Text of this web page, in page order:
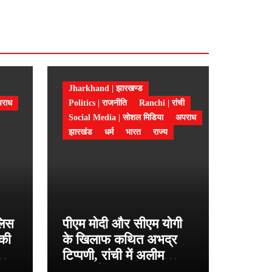
Jharkhand | झारखण्ड
Politics | राजनीति
Ranchi | रांची
Social Media | सोशल मिडिया
अपराध
झारखंड
धर्म भारत राज्य
पीएम मोदी और सीएम योगी
के खिलाफ कथित अभद्र
टिप्पणी, रांची में अलीम